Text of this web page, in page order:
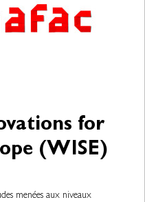
for
(WISE)
menées aux niveaux